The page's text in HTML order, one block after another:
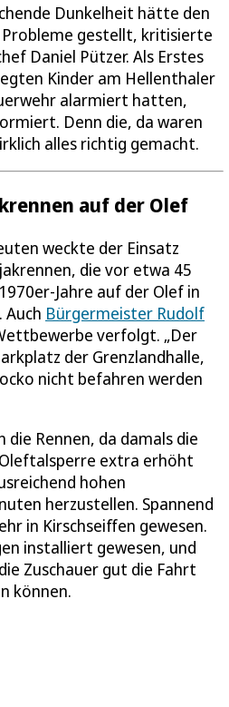
Dunkelheit hätte den
gestellt, kritisierte
Daniel Pützer. Als Erstes
Kinder am Hellenthaler
alarmiert hatten,
Denn die, da waren
alles richtig gemacht.
auf der Olef
weckte der Einsatz
die vor etwa 45
Jahre auf der Olef in
Bürgermeister Rudolf
verfolgt. „Der
der Grenzlandhalle,
nicht befahren werden
die Rennen, da damals die
extra erhöht
hohen
herzustellen. Spannend
in Kirschseiffen gewesen.
installiert gewesen, und
Zuschauer gut die Fahrt
können.